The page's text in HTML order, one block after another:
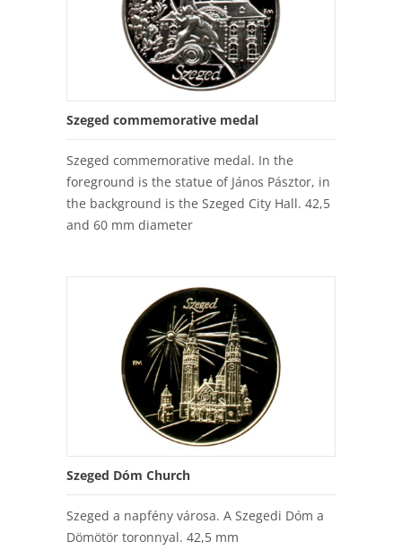
Szeged commemorative medal
Szeged commemorative medal. In the
foreground is the statue of János Pásztor, in
the background is the Szeged City Hall. 42,5
and 60 mm diameter
Szeged Dóm Church
Szeged a napfény városa. A Szegedi Dóm a
Dömötör toronnyal. 42,5 mm